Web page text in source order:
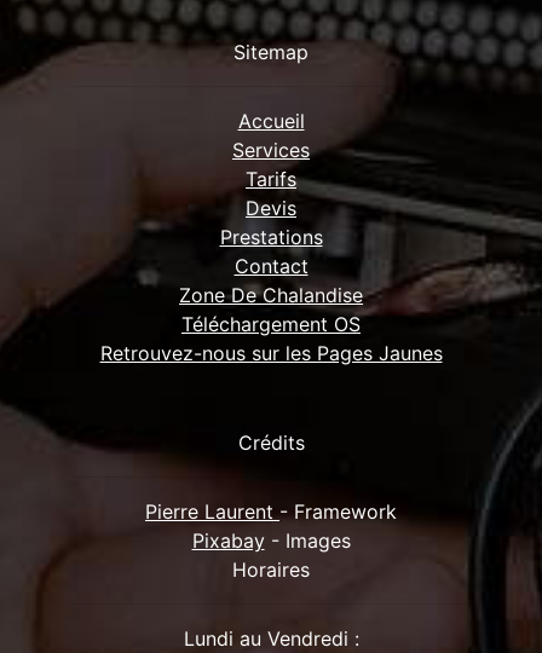
Sitemap
Accueil
Services
Tarifs
Devis
Prestations
Contact
Zone De Chalandise
Téléchargement OS
Retrouvez-nous sur les Pages Jaunes
Crédits
Pierre Laurent - Framework
Pixabay- Images
Horaires
Lundi au Vendredi :